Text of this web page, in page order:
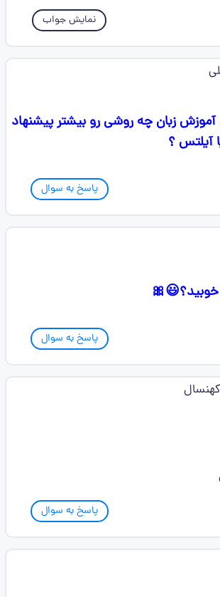
نمایش جواب
آموزش زبان چه روشی رو بیشتر پیشنهاد
آیلتس ؟
پاسخ به سوال
خوبید؟😃🎀
پاسخ به سوال
پاسخ به سوال